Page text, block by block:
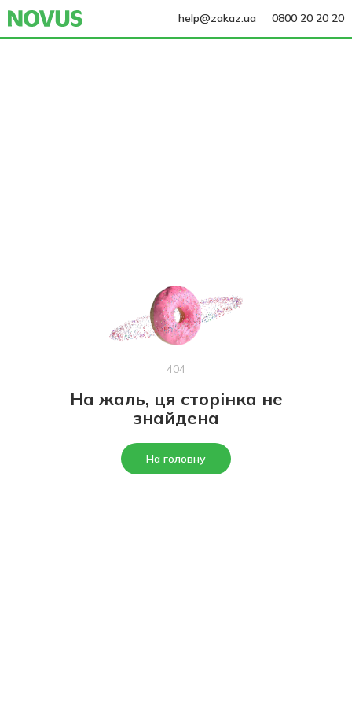
help@zakaz.ua 0800 20 20 20
404
На жаль, ця сторінка не
знайдена
На головну